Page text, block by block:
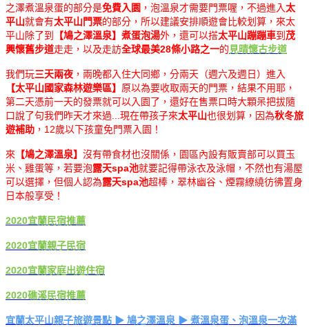
之澤煮溫泉蛋的部分是免費入園 ，泡溫泉才需要門票喔，不過進入太
平山就會有太平山門票的部分，所以建議安排順遊會比較划算，來太
平山除了到
【鳩之澤溫泉】煮蛋泡湯外，還可以搭太平山蹦蹦車到 茂
興懷舊步道走走，以及走訪全球最美28條小路之一的見晴懷古步道
我們玩三天兩夜 ，兩晚都入住大同鄉，分兩天（週六及週日）進入
【太平山國家森林遊樂區】 原以為要收取兩天的門票，結果不用耶，
第二天憑前一天的發票就可以入園了，還好在售票口時大顆呆把拔隨
口說了句我們昨天才來過...現在帶孩子來太平山也很划算，因為秋冬旅
遊補助 ，12歲以下孩童免門票入園！
來 【鳩之澤溫泉】 沒有帶食材也沒關係，園區內設有販賣部可以買玉
米、雞蛋等，若要泡露天spa池就要記得帶泳衣及泳帽，不然也有湯屋
可以選擇，但個人認為露天spa池超棒，翠林幽谷、煙霧繚繞彷彿置身
日本般享受！
2020宜蘭民宿推薦
2020宜蘭親子民宿
2020宜蘭家庭出遊住宿
2020礁溪民宿推薦
宜蘭太平山親子旅遊景點 ▶ 鳩之澤溫泉 ▶ 煮溫泉蛋、泡溫泉一次滿